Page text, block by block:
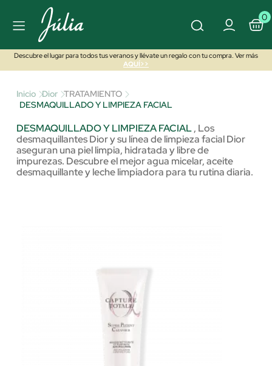
0
Descubre el lugar para todos tus veranos y llévate un regalo con tu compra. Ver más
AQUÍ>>
Inicio Dior TRATAMIENTO
DESMAQUILLADO Y LIMPIEZA FACIAL
DESMAQUILLADO Y LIMPIEZA FACIAL, Los
desmaquillantes Dior y su línea de limpieza facial Dior
aseguran una piel limpia, hidratada y libre de
impurezas. Descubre el mejor agua micelar, aceite
desmaquillante y leche limpiadora para tu rutina diaria.